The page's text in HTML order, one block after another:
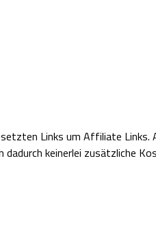
Links um Affiliate Links.
keinerlei zusätzliche